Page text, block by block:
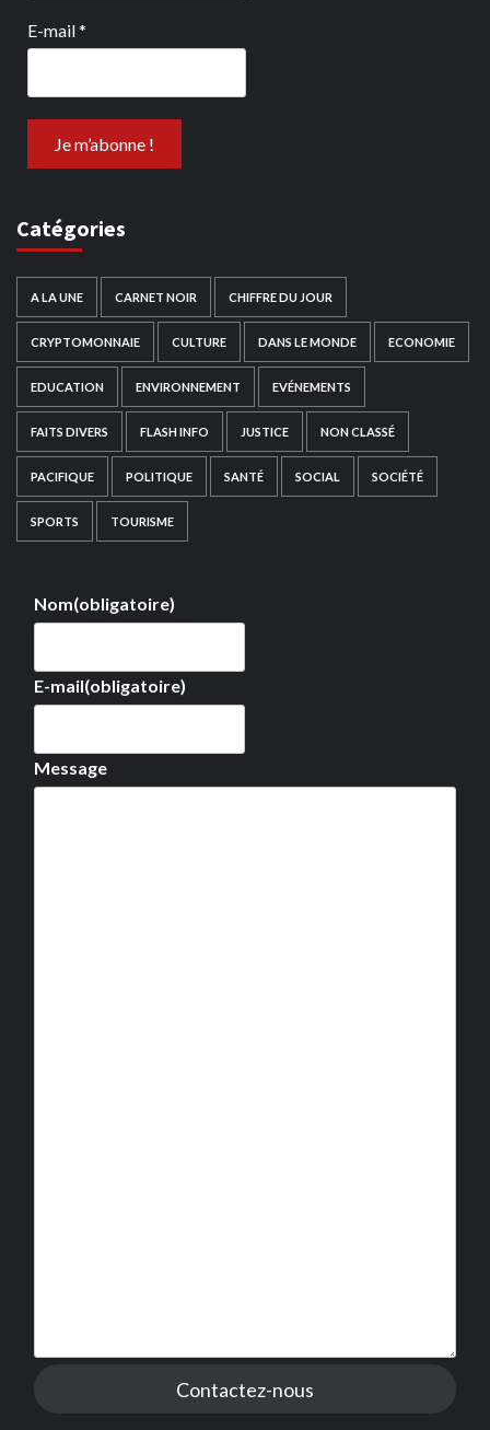
E-mail*
Catégories
A LA UNE CARNET NOIR CHIFFRE DU JOUR
CRYPTOMONNAIE CULTURE DANS LE MONDE ECONOMIE
EDUCATION ENVIRONNEMENT EVÉNEMENTS
FAITS DIVERS FLASH INFO JUSTICE NON CLASSÉ
PACIFIQUE POLITIQUE SANTÉ SOCIAL SOCIÉTÉ
SPORTS TOURISME
Nom(obligatoire)
E-mail(obligatoire)
Message
Contactez-nous